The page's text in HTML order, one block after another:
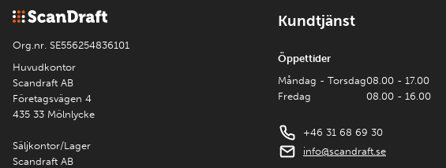
Org.nr. SE556254836101
Huvudkontor
Scandraft AB
Företagsvägen 4
435 33 Mölnlycke
Säljkontor/Lager
Scandraft AB
Kundtjänst
Öppettider
Måndag - Torsdag
Fredag
08.00 - 17.00
08.00 - 16.00
+46 31 68 69 30
info@scandraft.se